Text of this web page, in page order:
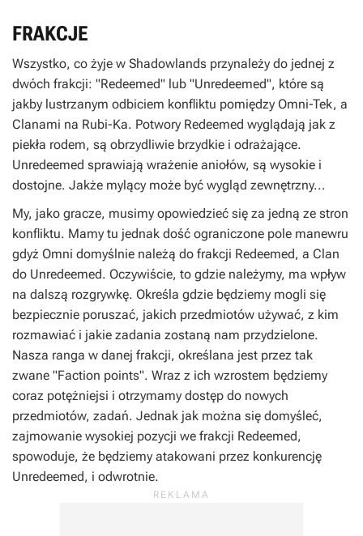
FRAKCJE
Wszystko, co żyje w Shadowlands przynależy do jednej z
dwóch frakcji: "Redeemed" lub "Unredeemed", które są
jakby lustrzanym odbiciem konfliktu pomiędzy Omni-Tek, a
Clanami na Rubi-Ka. Potwory Redeemed wyglądają jak z
piekła rodem, są obrzydliwie brzydkie i odrażające.
Unredeemed sprawiają wrażenie aniołów, są wysokie i
dostojne. Jakże mylący może być wygląd zewnętrzny...
My, jako gracze, musimy opowiedzieć się za jedną ze stron
konfliktu. Mamy tu jednak dość ograniczone pole manewru
gdyż Omni domyślnie należą do frakcji Redeemed, a Clan
do Unredeemed. Oczywiście, to gdzie należymy, ma wpływ
na dalszą rozgrywkę. Określa gdzie będziemy mogli się
bezpiecznie poruszać, jakich przedmiotów używać, z kim
rozmawiać i jakie zadania zostaną nam przydzielone.
Nasza ranga w danej frakcji, określana jest przez tak
zwane "Faction points". Wraz z ich wzrostem będziemy
coraz potężniejsi i otrzymamy dostęp do nowych
przedmiotów, zadań. Jednak jak można się domyśleć,
zajmowanie wysokiej pozycji we frakcji Redeemed,
spowoduje, że będziemy atakowani przez konkurencję
Unredeemed, i odwrotnie.